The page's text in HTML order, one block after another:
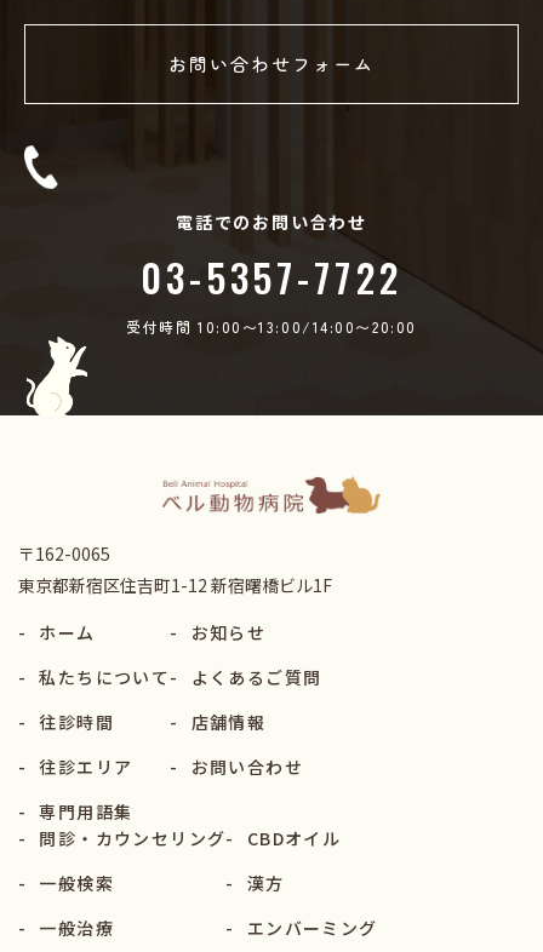
お問い合わせフォーム
電話でのお問い合わせ
03-5357-7722
受付時間 10:00〜13:00/14:00〜20:00
〒162-0065
東京都新宿区住吉町1-12 新宿曙橋ビル1F
-
ホーム
-
私たちについて
-
往診時間
-
往診エリア
-
専門用語集
-
お知らせ
-
よくあるご質問
-
店舗情報
-
お問い合わせ
-
問診・カウンセリング
-
一般検索
-
一般治療
-
CBDオイル
-
漢方
-
エンバーミング